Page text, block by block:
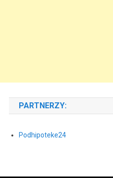
PARTNERZY:
Podhipoteke24